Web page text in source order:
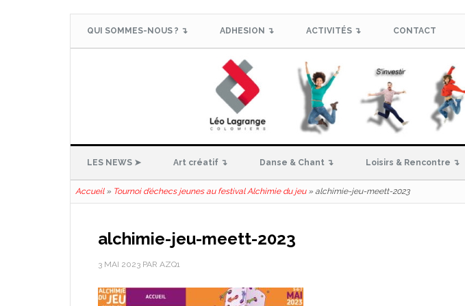
QUI SOMMES-NOUS ? ↴ ADHESION ↴ ACTIVITÉS ↴ CONTACT
LES NEWS ➤ Art créatif ↴ Danse & Chant ↴ Loisirs & Rencontre ↴
Accueil» Tournoi d’échecs jeunes au festival Alchimie du jeu» alchimie-jeu-meett-2023
alchimie-jeu-meett-2023
3 MAI 2023 PAR AZQ1